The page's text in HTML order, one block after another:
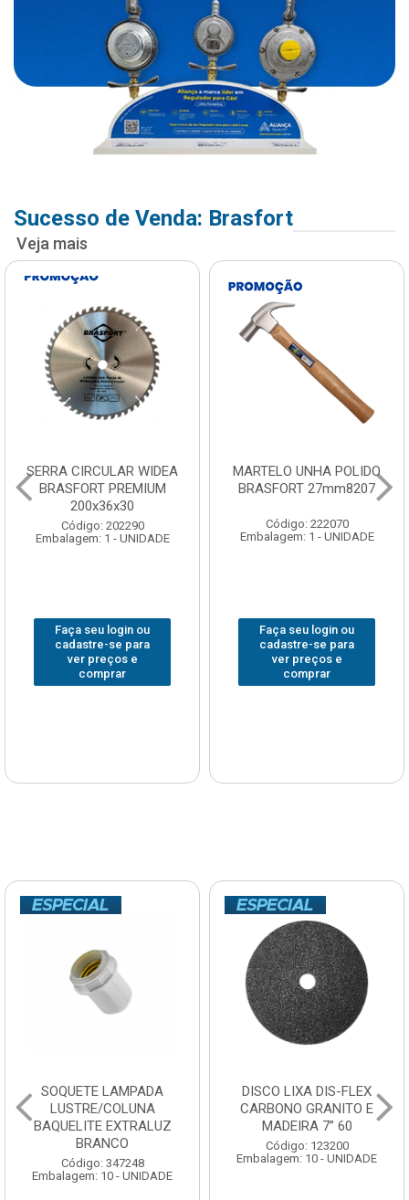
Sucesso de Venda: Brasfort
Veja mais
SERRA CIRCULAR WIDEA
BRASFORT PREMIUM
200x36x30
Código: 202290
Embalagem: 1 - UNIDADE
Faça seu login ou
cadastre-se para
ver preços e
comprar
MARTELO UNHA POLIDO
BRASFORT 27mm8207
Código: 222070
Embalagem: 1 - UNIDADE
Faça seu login ou
cadastre-se para
ver preços e
comprar
SOQUETE LAMPADA
LUSTRE/COLUNA
BAQUELITE EXTRALUZ
BRANCO
Código: 347248
Embalagem: 10 - UNIDADE
DISCO LIXA DIS-FLEX
CARBONO GRANITO E
MADEIRA 7” 60
Código: 123200
Embalagem: 10 - UNIDADE